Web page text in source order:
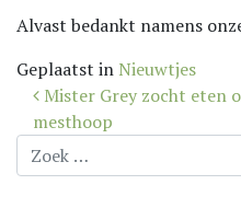
Alvast bedankt namens
Geplaatst in Nieuwtjes
Bericht
navigatie
Mister Grey zocht eten
mesthoop
Zoek
naar: